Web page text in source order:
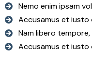
Nemo enim ipsam
Accusamus et iusto
Nam libero
Accusamus et iusto